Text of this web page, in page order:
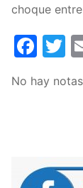
choque
No hay